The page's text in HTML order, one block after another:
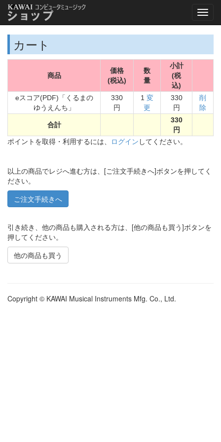
カート
商品
価格
(税込)
数
量
小計
(税
込)
eスコア(PDF)「くるまの
ゆうえんち」
330
円
1 変
更
330
円
削
除
合計
330
円
ポイントを取得・利用するには、 ログイン してください。
以上の商品でレジへ進む方は、[ご注文手続きへ]ボタンを押してく
ださい。
引き続き、他の商品も購入される方は、[他の商品も買う]ボタンを
押してください。
他の商品も買う
Copyright © KAWAI Musical Instruments Mfg. Co., Ltd.